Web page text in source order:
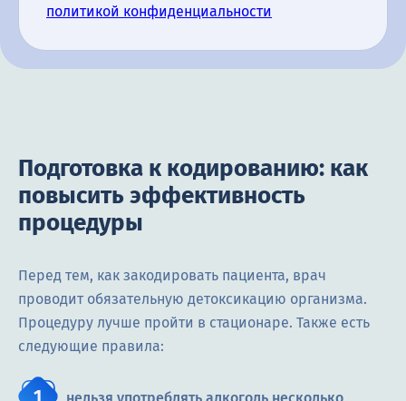
политикой конфиденциальности
Подготовка к кодированию: как
повысить эффективность
процедуры
Перед тем, как закодировать пациента, врач
проводит обязательную детоксикацию организма.
Процедуру лучше пройти в стационаре. Также есть
следующие правила: